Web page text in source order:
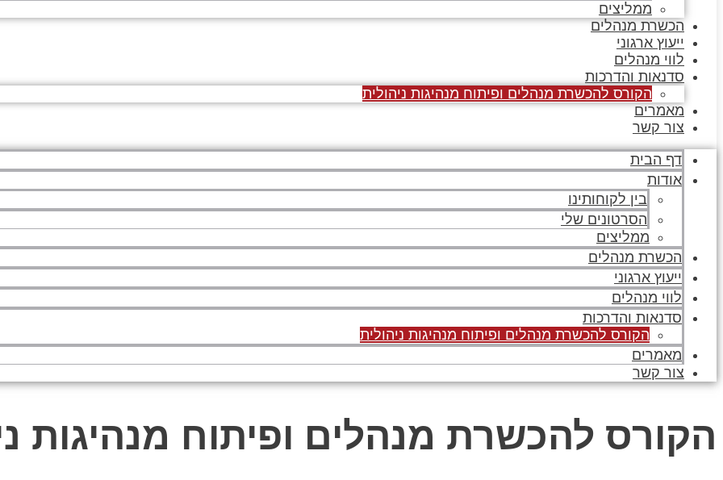
ממליצים
הכשרת מנהלים
ייעוץ ארגוני
לווי מנהלים
סדנאות והדרכות
הקורס להכשרת מנהלים ופיתוח מנהיגות ניהולית
מאמרים
צור קשר
דף הבית
אודות
בין לקוחותינו
הסרטונים שלי
ממליצים
הכשרת מנהלים
ייעוץ ארגוני
לווי מנהלים
סדנאות והדרכות
הקורס להכשרת מנהלים ופיתוח מנהיגות ניהולית
מאמרים
צור קשר
הקורס להכשרת מנהלים ופיתוח מנהיגות